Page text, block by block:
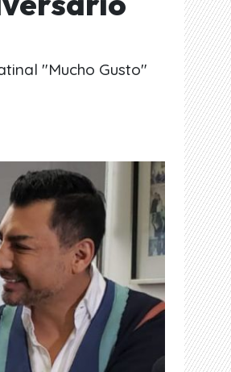
"Mucho Gusto"